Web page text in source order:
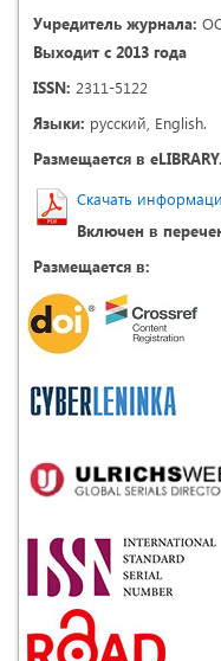
Учредитель журнала:
Выходит с 2013 года
ISSN: 2311-5122
Языки: русский, English.
Размещается в
Скачать
Включен в
Размещается в: